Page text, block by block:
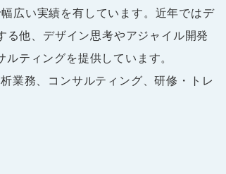
広い実績を有しています。近年ではデ
他、デザイン思考やアジャイル開発
ティングを提供しています。
業務、コンサルティング、研修・トレ